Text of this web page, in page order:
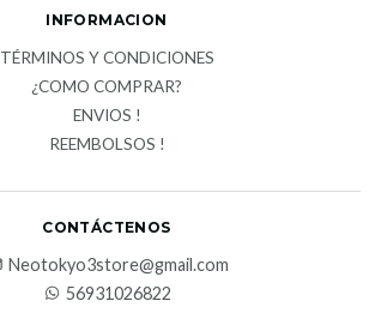
INFORMACION
TÉRMINOS Y CONDICIONES
¿COMO COMPRAR?
ENVIOS !
REEMBOLSOS !
CONTÁCTENOS
Neotokyo3store@gmail.com
56931026822